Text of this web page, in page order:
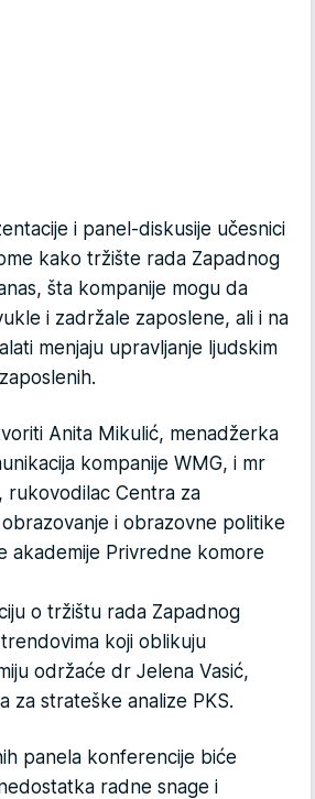
i panel-diskusije učesnici
kako tržište rada Zapadnog
šta kompanije mogu da
i zadržale zaposlene, ali i na
menjaju upravljanje ljudskim
Anita Mikulić, menadžerka
kompanije WMG, i mr
rukovodilac Centra za
i obrazovne politike
akademije Privredne komore
o tržištu rada Zapadnog
koji oblikuju
održaće dr Jelena Vasić,
za strateške analize PKS.
panela konferencije biće
radne snage i